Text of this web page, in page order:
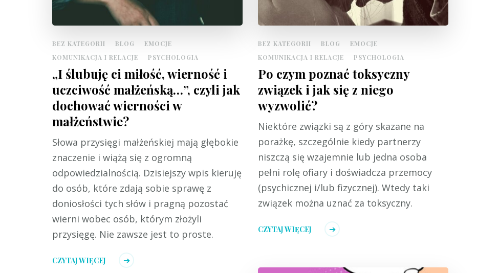
BEZ KATEGORII BLOG
EMOCJE
KOMUNIKACJA I RELACJE
PSYCHOLOGIA
„I ślubuję ci miłość, wierność i
uczciwość małżeńską…”, czyli jak
dochować wierności w
małżeństwie?
Słowa przysięgi małżeńskiej mają głębokie
znaczenie i wiążą się z ogromną
odpowiedzialnością. Dzisiejszy wpis kieruję
do osób, które zdają sobie sprawę z
doniosłości tych słów i pragną pozostać
wierni wobec osób, którym złożyli
przysięgę. Nie zawsze jest to proste.
CZYTAJ WIĘCEJ
BEZ KATEGORII BLOG
EMOCJE
KOMUNIKACJA I RELACJE
PSYCHOLOGIA
Po czym poznać toksyczny
związek i jak się z niego
wyzwolić?
Niektóre związki są z góry skazane na
porażkę, szczególnie kiedy partnerzy
niszczą się wzajemnie lub jedna osoba
pełni rolę ofiary i doświadcza przemocy
(psychicznej i/lub fizycznej). Wtedy taki
związek można uznać za toksyczny.
CZYTAJ WIĘCEJ